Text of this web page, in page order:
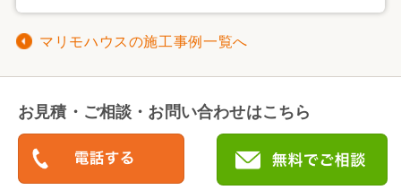
マリモハウスの施工事例一覧へ
お見積・ご相談・お問い合わせはこちら